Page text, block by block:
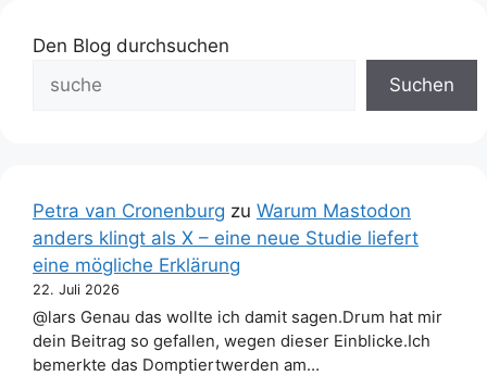
Den Blog durchsuchen
Suchen
Petra van Cronenburg zu Warum Mastodon
anders klingt als X – eine neue Studie liefert
eine mögliche Erklärung
22. Juli 2026
@lars Genau das wollte ich damit sagen.Drum hat mir
dein Beitrag so gefallen, wegen dieser Einblicke.Ich
bemerkte das Domptiertwerden am…